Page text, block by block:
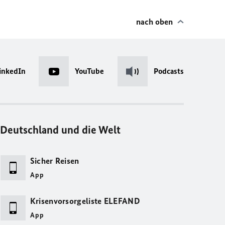
nach oben
YouTube Podcasts
Deutschland und die Welt
Sicher Reisen
App
Krisenvorsorgeliste ELEFAND
App